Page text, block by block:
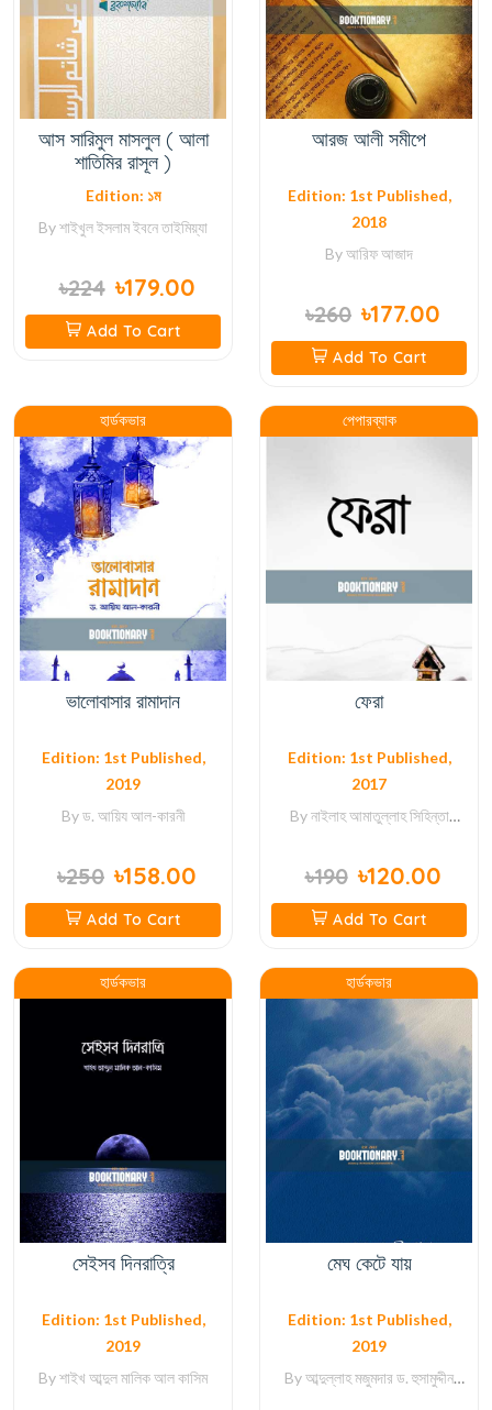
আস সারিমুল মাসলুল ( আলা
শাতিমির রাসূল )
Edition: ১ম
Byশাইখুল ইসলাম ইবনে তাইমিয়্যা
৳224 ৳179.00
Add To Cart
আরজ আলী সমীপে
Edition: 1st Published,
2018
Byআরিফ আজাদ
৳260 ৳177.00
Add To Cart
হার্ডকভার
ভালোবাসার রামাদান
Edition: 1st Published,
2019
Byড. আয়িয আল-কারনী
৳250 ৳158.00
Add To Cart
পেপারব্যাক
ফেরা
Edition: 1st Published,
2017
Byনাইলাহ আমাতুল্লাহ সিহিন্তা
৳190 ৳120.00
Add To Cart
হার্ডকভার
সেইসব দিনরাত্রি
Edition: 1st Published,
2019
Byশাইখ আব্দুল মালিক আল কাসিম
হার্ডকভার
মেঘ কেটে যায়
Edition: 1st Published,
2019
Byআব্দুল্লাহ মজুমদারড. হুসামুদ্দীন